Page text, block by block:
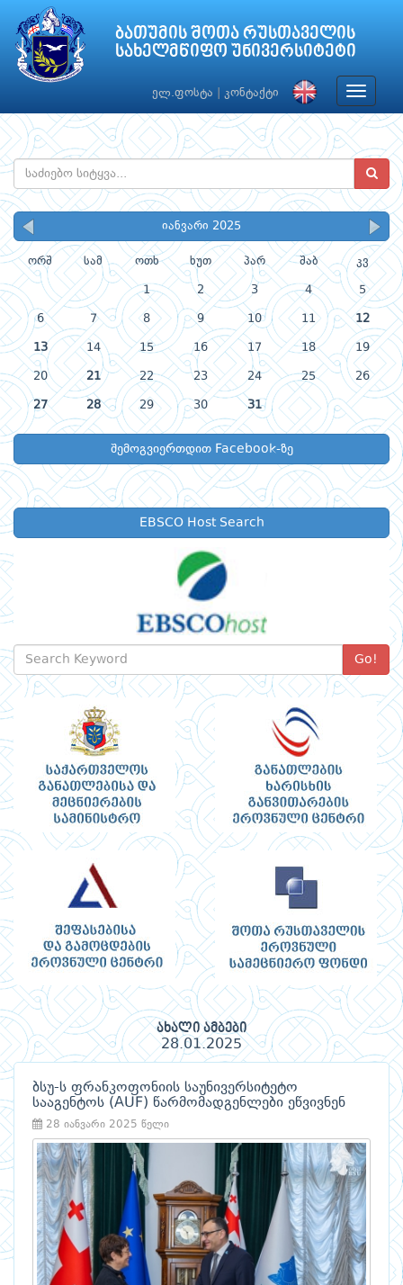
ბათუმის შოთა რუსთაველის
სახელმწიფო უნივერსიტეტი
ელ.ფოსტა კონტაქტი
Toggle
იანვარი 2025
ორშ სამ ოთხ ხუთ პარ შაბ კვ
1 2 3 4 5
6 7 8 9 10 11 12
13 14 15 16 17 18 19
20 21 22 23 24 25 26
27 28 29 30 31
შემოგვიერთდით Facebook-ზე
EBSCO Host Search
Go!
ახალი ამბები
28.01.2025
ბსუ-ს ფრანკოფონიის საუნივერსიტეტო
სააგენტოს (AUF) წარმომადგენლები ეწვივნენ
28 იანვარი 2025 წელი